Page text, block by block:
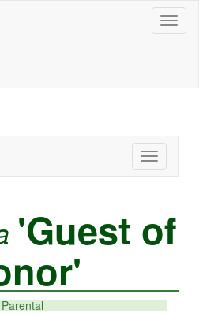
Toggle
navigation
'Guest of
Parental